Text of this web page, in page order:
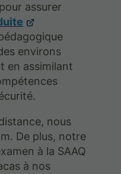
assurer
environs
en assimilant
nous
De plus, notre
à la SAAQ
à nos